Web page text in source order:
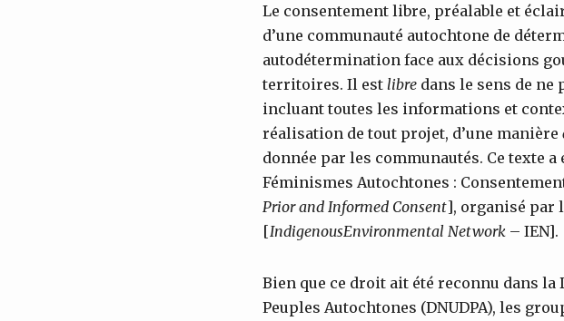
Le consentement libre, préalable et
d’une communauté autochtone de
autodétermination face aux décisions
territoires. Il est libredans le sens de ne
incluant toutes les informations et
réalisation de tout projet, d’une manière
donnée par les communautés. Ce texte
Féminismes Autochtones :
Prior and InformedConsent], organisé par
[IndigenousEnvironmental Network – IEN].
Bien que ce droit ait été reconnu dans
Peuples Autochtones (DNUDPA), les